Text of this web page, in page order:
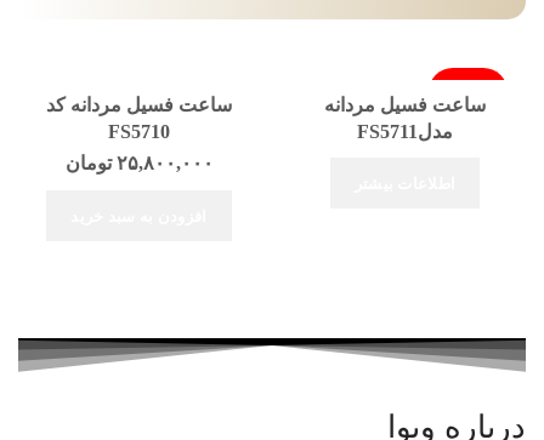
فروخته شد
ساعت فسیل مردانه
مدلFS5711
ساعت فسیل مردانه کد
FS5710
۲۵,۸۰۰,۰۰۰ تومان
درباره ویوا